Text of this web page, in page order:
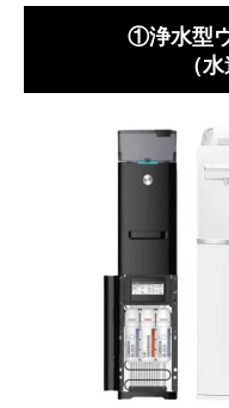
①浄水型
（